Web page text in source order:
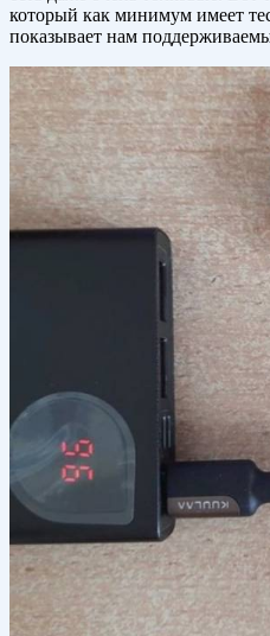
который как минимум имеет
показывает нам